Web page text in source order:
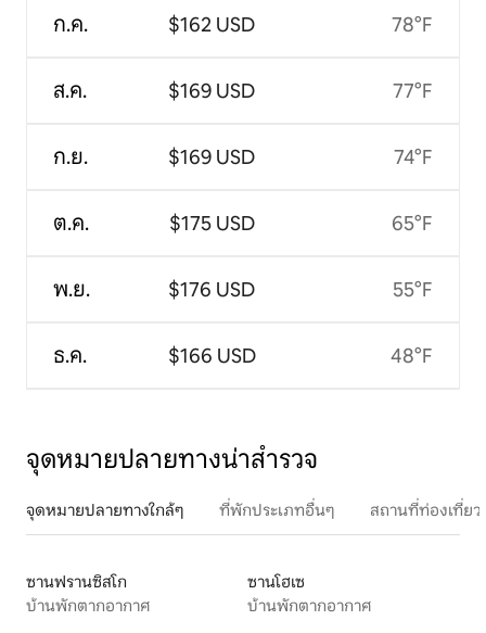
ก.ค.
ส.ค.
ก.ย.
ต.ค.
พ.ย.
ธ.ค.
$162 USD
$169 USD
$169 USD
$175 USD
$176 USD
$166 USD
78°F
77°F
74°F
65°F
55°F
48°F
จุดหมายปลายทางน่าสำรวจ
จุดหมายปลายทางใกล้ๆ ที่พักประเภทอื่นๆ สถานที่ท่องเที่ย
ซานฟรานซิสโก
บ้านพักตากอากาศ
ซานโฮเซ
บ้านพักตากอากาศ